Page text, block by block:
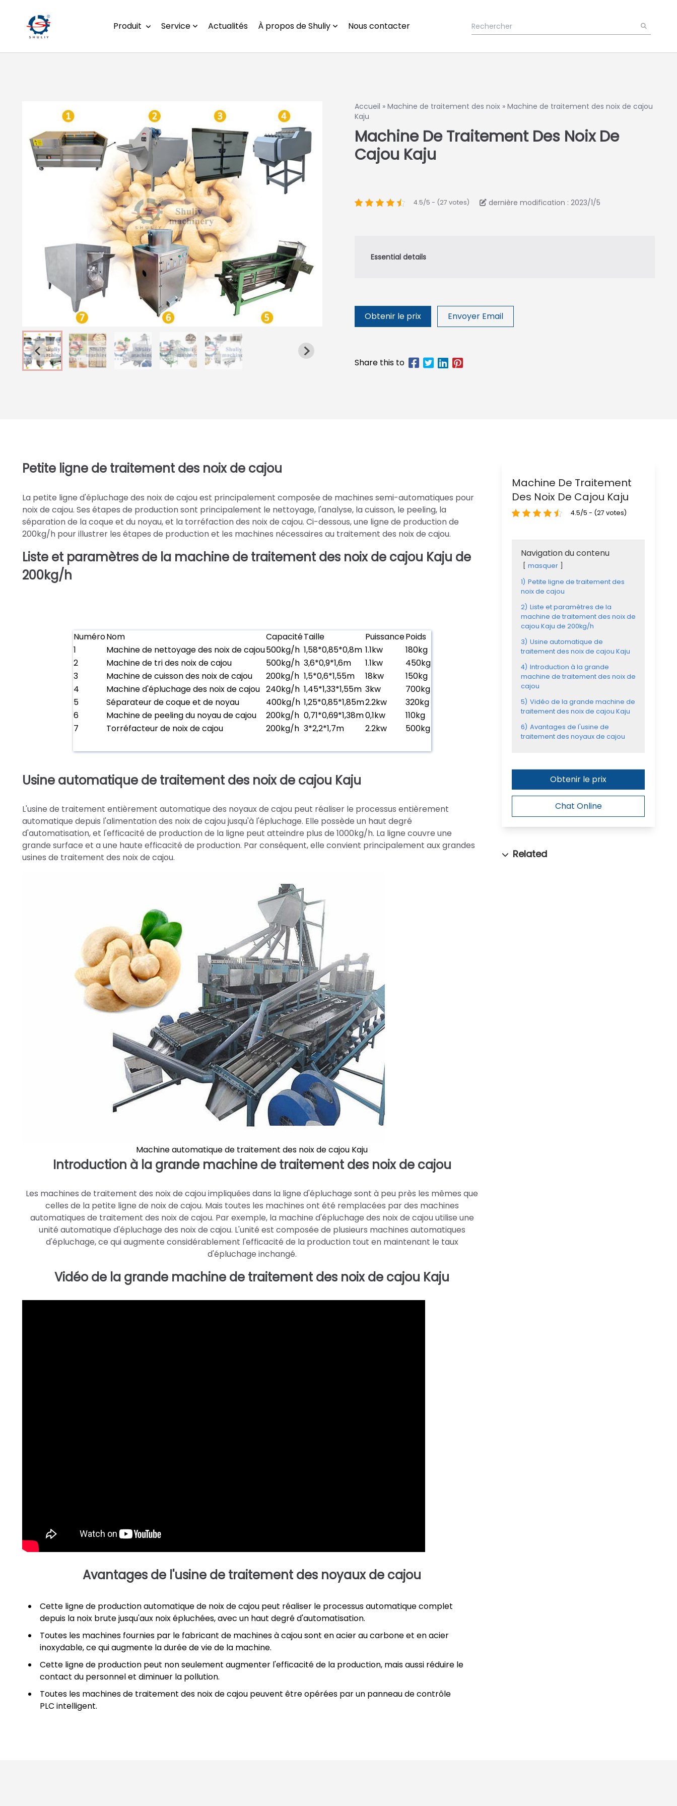
Produit Service Actualités À propos de Shuliy Nous contacter
Accueil » Machine de traitement des noix » Machine de traitement des noix de cajou
Kaju
Machine De Traitement Des Noix De
Cajou Kaju
4.5/5 - (27 votes) dernière modification : 2023/1/5
Obtenir le prix Envoyer Email
Petite ligne de traitement des noix de cajou
La petite ligne d'épluchage des noix de cajou est principalement composée de machines semi-automatiques pour
noix de cajou. Ses étapes de production sont principalement le nettoyage, l'analyse, la cuisson, le peeling, la
séparation de la coque et du noyau, et la torréfaction des noix de cajou. Ci-dessous, une ligne de production de
200kg/h pour illustrer les étapes de production et les machines nécessaires au traitement des noix de cajou.
Liste et paramètres de la machine de traitement des noix de cajou Kaju de
200kg/h
NuméroNom CapacitéTaille PuissancePoids
1
Machine de nettoyage des noix de cajou500kg/h 1,58*0,85*0,8m 1.1kw
180kg
2
Machine de tri des noix de cajou 500kg/h 3,6*0,9*1,6m 1.1kw
450kg
3
Machine de cuisson des noix de cajou 200kg/h 1,5*0,6*1,55m 18kw
150kg
4
Machine d'épluchage des noix de cajou 240kg/h 1,45*1,33*1,55m 3kw
700kg
5
Séparateur de coque et de noyau 400kg/h 1,25*0,85*1,85m2.2kw
320kg
6
Machine de peeling du noyau de cajou 200kg/h 0,71*0,69*1,38m0,1kw
110kg
7
Torréfacteur de noix de cajou 200kg/h 3*2,2*1,7m 2.2kw 500kg
Usine automatique de traitement des noix de cajou Kaju
L'usine de traitement entièrement automatique des noyaux de cajou peut réaliser le processus entièrement
automatique depuis l'alimentation des noix de cajou jusqu'à l'épluchage. Elle possède un haut degré
d'automatisation, et l'efficacité de production de la ligne peut atteindre plus de 1000kg/h. La ligne couvre une
grande surface et a une haute efficacité de production. Par conséquent, elle convient principalement aux grandes
usines de traitement des noix de cajou.
Machine automatique de traitement des noix de cajou Kaju
Introduction à la grande machine de traitement des noix de cajou
Les machines de traitement des noix de cajou impliquées dans la ligne d'épluchage sont à peu près les mêmes que
celles de la petite ligne de noix de cajou. Mais toutes les machines ont été remplacées par des machines
automatiques de traitement des noix de cajou. Par exemple, la machine d'épluchage des noix de cajou utilise une
unité automatique d'épluchage des noix de cajou. L'unité est composée de plusieurs machines automatiques
d'épluchage, ce qui augmente considérablement l'efficacité de la production tout en maintenant le taux
d'épluchage inchangé.
Vidéo de la grande machine de traitement des noix de cajou Kaju
Avantages de l'usine de traitement des noyaux de cajou
Cette ligne de production automatique de noix de cajou peut réaliser le processus automatique complet
depuis la noix brute jusqu'aux noix épluchées, avec un haut degré d'automatisation.
Toutes les machines fournies par le fabricant de machines à cajou sont en acier au carbone et en acier
inoxydable, ce qui augmente la durée de vie de la machine.
Cette ligne de production peut non seulement augmenter l'efficacité de la production, mais aussi réduire le
contact du personnel et diminuer la pollution.
Toutes les machines de traitement des noix de cajou peuvent être opérées par un panneau de contrôle
PLC intelligent.
Machine De Traitement
Des Noix De Cajou Kaju
4.5/5 - (27 votes)
Navigation du contenu
masquer
1) Petite ligne de traitement des
noix de cajou
2) Liste et paramètres de la
machine de traitement des noix de
cajou Kaju de 200kg/h
3) Usine automatique de
traitement des noix de cajou Kaju
4) Introduction à la grande
machine de traitement des noix de
cajou
5) Vidéo de la grande machine de
traitement des noix de cajou Kaju
6) Avantages de l'usine de
traitement des noyaux de cajou
Obtenir le prix
Chat Online